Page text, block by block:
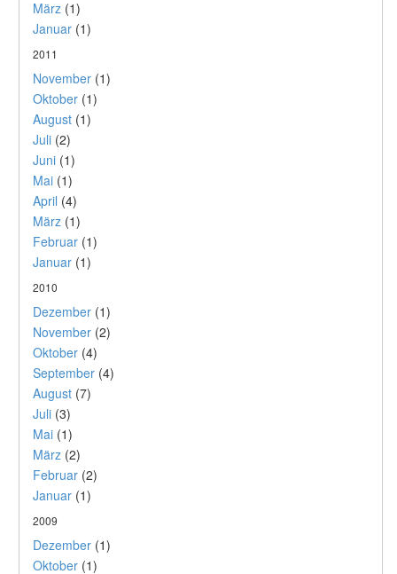
März (1)
Januar (1)
2011
November (1)
Oktober (1)
August (1)
Juli (2)
Juni (1)
Mai (1)
April (4)
März (1)
Februar (1)
Januar (1)
2010
Dezember (1)
November (2)
Oktober (4)
September (4)
August (7)
Juli (3)
Mai (1)
März (2)
Februar (2)
Januar (1)
2009
Dezember (1)
Oktober (1)